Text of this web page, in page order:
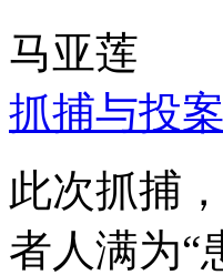
马亚莲
抓捕与投案
此次抓捕
者人满为“